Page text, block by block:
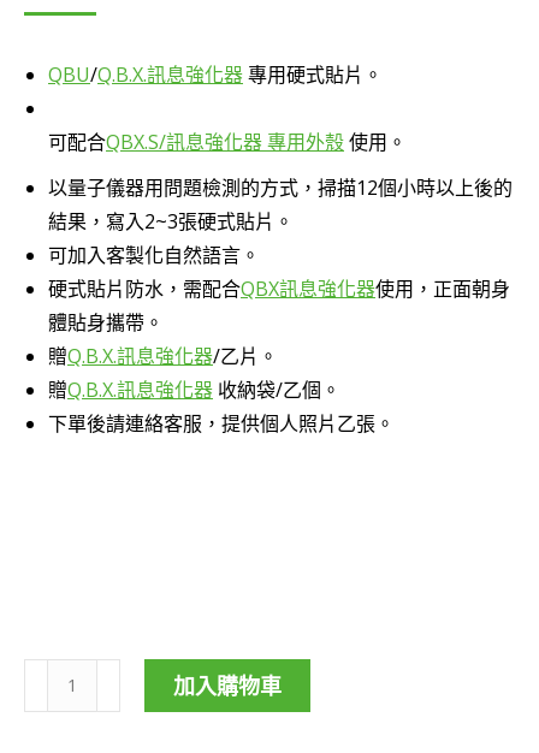
QBU/Q.B.X.訊息強化器專用硬式貼片。
可配合QBX.S/訊息強化器 專用外殼使用。
以量子儀器用問題檢測的方式，掃描12個小時以上後的
結果，寫入2~3張硬式貼片。
可加入客製化自然語言。
硬式貼片防水，需配合QBX訊息強化器使用，正面朝身
體貼身攜帶。
贈Q.B.X.訊息強化器/乙片。
贈Q.B.X.訊息強化器 收納袋/乙個。
下單後請連絡客服，提供個人照片乙張。
客
加入購物車